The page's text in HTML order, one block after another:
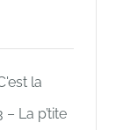
la
La p’tite